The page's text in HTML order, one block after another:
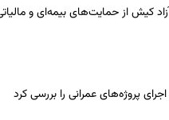
کیش از حمایت‌های بیمه‌ای و
پروژه‌های عمرانی را بررسی کرد